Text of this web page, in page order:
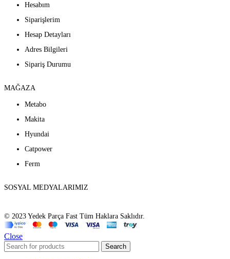
Hesabım
Siparişlerim
Hesap Detayları
Adres Bilgileri
Sipariş Durumu
MAĞAZA
Metabo
Makita
Hyundai
Catpower
Ferm
SOSYAL MEDYALARIMIZ
© 2023 Yedek Parça Fast Tüm Haklara Saklıdır.
Close
Search